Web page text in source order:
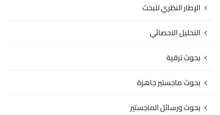
الإطار النظري للبحث
التحليل الاحصائي
بحوث ترقية
بحوث ماجستير جاهزة
بحوث ورسائل الماجستير